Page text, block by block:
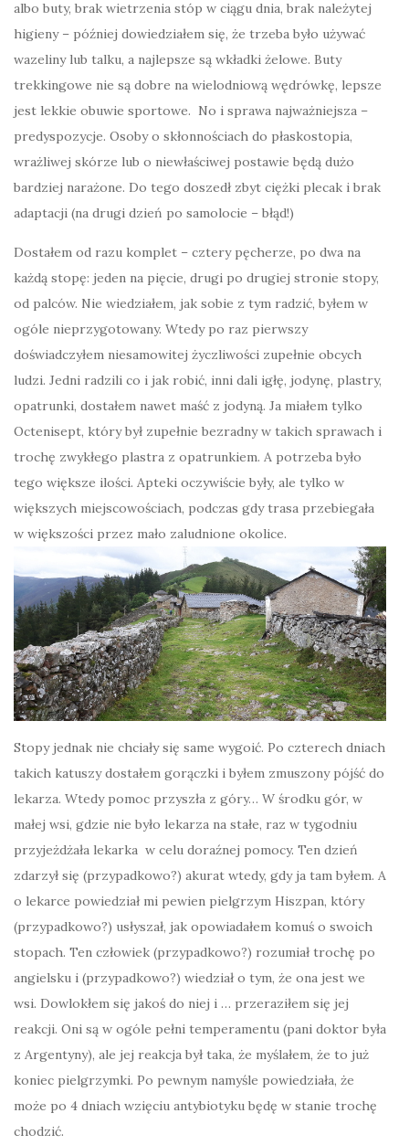
albo buty, brak wietrzenia stóp w ciągu dnia, brak należytej
higieny – później dowiedziałem się, że trzeba było używać
wazeliny lub talku, a najlepsze są wkładki żelowe. Buty
trekkingowe nie są dobre na wielodniową wędrówkę, lepsze
jest lekkie obuwie sportowe. No i sprawa najważniejsza –
predyspozycje. Osoby o skłonnościach do płaskostopia,
wrażliwej skórze lub o niewłaściwej postawie będą dużo
bardziej narażone. Do tego doszedł zbyt ciężki plecak i brak
adaptacji (na drugi dzień po samolocie – błąd!)
Dostałem od razu komplet – cztery pęcherze, po dwa na
każdą stopę: jeden na pięcie, drugi po drugiej stronie stopy,
od palców. Nie wiedziałem, jak sobie z tym radzić, byłem w
ogóle nieprzygotowany. Wtedy po raz pierwszy
doświadczyłem niesamowitej życzliwości zupełnie obcych
ludzi. Jedni radzili co i jak robić, inni dali igłę, jodynę, plastry,
opatrunki, dostałem nawet maść z jodyną. Ja miałem tylko
Octenisept, który był zupełnie bezradny w takich sprawach i
trochę zwykłego plastra z opatrunkiem. A potrzeba było
tego większe ilości. Apteki oczywiście były, ale tylko w
większych miejscowościach, podczas gdy trasa przebiegała
w większości przez mało zaludnione okolice.
Stopy jednak nie chciały się same wygoić. Po czterech dniach
takich katuszy dostałem gorączki i byłem zmuszony pójść do
lekarza. Wtedy pomoc przyszła z góry… W środku gór, w
małej wsi, gdzie nie było lekarza na stałe, raz w tygodniu
przyjeżdżała lekarka w celu doraźnej pomocy. Ten dzień
zdarzył się (przypadkowo?) akurat wtedy, gdy ja tam byłem. A
o lekarce powiedział mi pewien pielgrzym Hiszpan, który
(przypadkowo?) usłyszał, jak opowiadałem komuś o swoich
stopach. Ten człowiek (przypadkowo?) rozumiał trochę po
angielsku i (przypadkowo?) wiedział o tym, że ona jest we
wsi. Dowlokłem się jakoś do niej i … przeraziłem się jej
reakcji. Oni są w ogóle pełni temperamentu (pani doktor była
z Argentyny), ale jej reakcja był taka, że myślałem, że to już
koniec pielgrzymki. Po pewnym namyśle powiedziała, że
może po 4 dniach wzięciu antybiotyku będę w stanie trochę
chodzić.